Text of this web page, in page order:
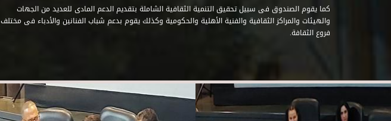
كما يقوم الصندوق فى سبيل تحقيق التنمية الثقافية الشاملة بتقديم الدعم المادى للعديد من الجهات
والهيئات والمراكز الثقافية والفنية الأهلية والحكومية وكذلك يقوم بدعم شباب الفنانين والأدباء فى مختلف
فروع الثقافة.